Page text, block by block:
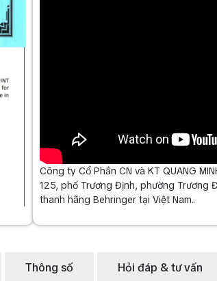
Công ty Cổ Phần CN và KT QUANG
125, phố Trương Định, phường Trương
thanh hãng Behringer tại Việt Nam..
Thông số Hỏi đáp & tư vấn